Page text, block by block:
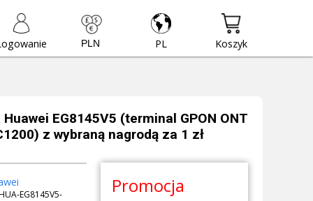
PL Koszyk
EG8145V5 (terminal GPON ONT
z wybraną nagrodą za 1 zł
EG8145V5-
Promocja